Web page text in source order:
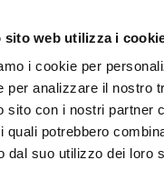
sito web utilizza i
i cookie per
per analizzare il nostro
sito con i nostri partner
quali potrebbero
dal suo utilizzo dei loro
MUSEO DEL
Parmigiano
MUSEO DEL
Prosciutto di